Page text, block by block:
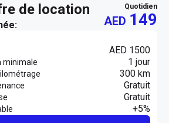
de location quotidien
AED 149
AED 1500
minimale 1 jour
300 km
Gratuit
Gratuit
+5%